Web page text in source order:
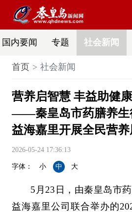
国内要闻 专题 社会新闻
首页 社会新闻
营养启智慧 丰益助健康
——秦皇岛市药膳养生
益海嘉里开展全民营
2026-05-24 17:36:13
字体： 小 中 大
5月23日，由秦皇岛市
益海嘉里公司联合举办的